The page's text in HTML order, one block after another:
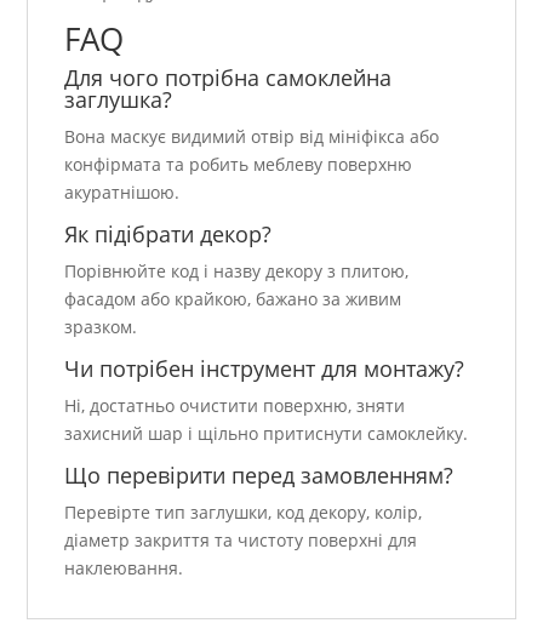
FAQ
Для чого потрібна самоклейна
заглушка?
Вона маскує видимий отвір від мініфікса або
конфірмата та робить меблеву поверхню
акуратнішою.
Як підібрати декор?
Порівнюйте код і назву декору з плитою,
фасадом або крайкою, бажано за живим
зразком.
Чи потрібен інструмент для монтажу?
Ні, достатньо очистити поверхню, зняти
захисний шар і щільно притиснути самоклейку.
Що перевірити перед замовленням?
Перевірте тип заглушки, код декору, колір,
діаметр закриття та чистоту поверхні для
наклеювання.